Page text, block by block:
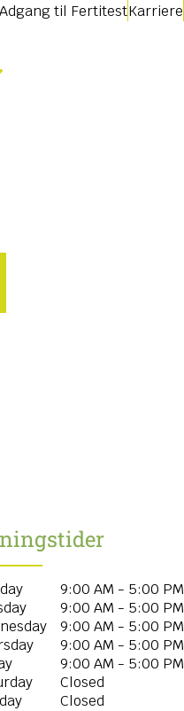
Adgang til FertitestKarriere
9:00 AM - 5:00 PM
9:00 AM - 5:00 PM
9:00 AM - 5:00 PM
9:00 AM - 5:00 PM
9:00 AM - 5:00 PM
Closed
Closed